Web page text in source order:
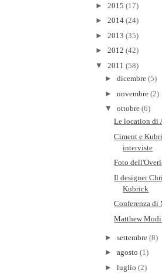
► 2015 (17)
► 2014 (24)
► 2013 (35)
► 2012 (42)
▼ 2011 (58)
► dicembre (5)
► novembre (2)
▼ ottobre (6)
Le location di
Ciment e
interviste
Foto
Il designer
Kubrick
Conferenza
Matthew
► settembre (8)
► agosto (1)
► luglio (2)